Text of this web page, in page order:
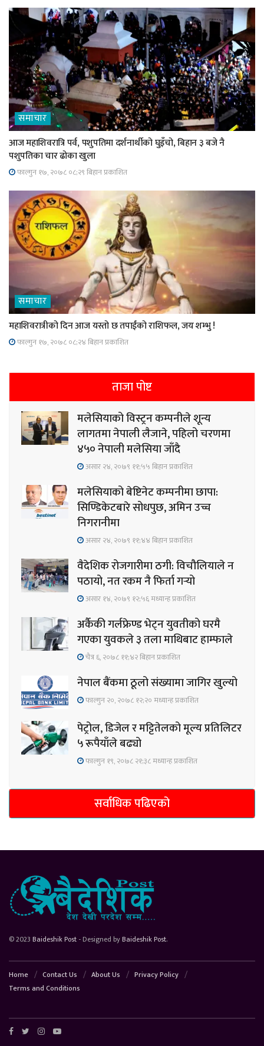
समाचार
आज महाशिवरात्रि पर्व, पशुपतिमा दर्शनार्थीको घुइँचो, बिहान ३ बजे नै
पशुपतिका चार ढोका खुला
फाल्गुन १७, २०७८ ०८;२९ बिहान प्रकाशित
समाचार
महाशिवरात्रीको दिन आज यस्तो छ तपाईंको राशिफल, जय शम्भु !
फाल्गुन १७, २०७८ ०८;२४ बिहान प्रकाशित
ताजा पोष्ट
मलेसियाको विस्ट्रन कम्पनीले शून्य
लागतमा नेपाली लैजाने, पहिलो चरणमा
४५० नेपाली मलेसिया जाँदै
असार २४, २०७९ ११;५५ बिहान प्रकाशित
मलेसियाको बेष्टिनेट कम्पनीमा छापा:
सिण्डिकेटबारे सोधपुछ, अमिन उच्च
निगरानीमा
असार २४, २०७९ ११;४४ बिहान प्रकाशित
वैदेशिक रोजगारीमा ठगी: विचौलियाले न
पठायो, नत रकम नै फिर्ता गर्‍यो
असार १४, २०७९ १२;५६ मध्यान्ह प्रकाशित
अर्कैकी गर्लफ्रेण्ड भेट्न युवतीको घरमै
गएका युवकले ३ तला माथिबाट हाम्फाले
चैत्र ६, २०७८ ११;४२ बिहान प्रकाशित
नेपाल बैंकमा ठूलो संख्यामा जागिर खुल्यो
फाल्गुन २०, २०७८ १२;२० मध्यान्ह प्रकाशित
पेट्रोल, डिजेल र मट्टितेलको मूल्य प्रतिलिटर
५ रूपैयाँले बढ्यो
फाल्गुन १९, २०७८ २१;३८ मध्यान्ह प्रकाशित
सर्वाधिक पढिएको
© 2023 Baideshik Post - Designed byBaideshik Post.
Home Contact Us About Us
Privacy Policy
Terms and Conditions